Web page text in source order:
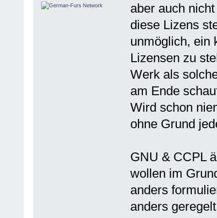
aber auch
diese Lizens
unmöglich, ein
Lizensen zu
Werk als
am Ende
Wird schon
ohne Grund
GNU & CCPL
wollen im
anders
anders